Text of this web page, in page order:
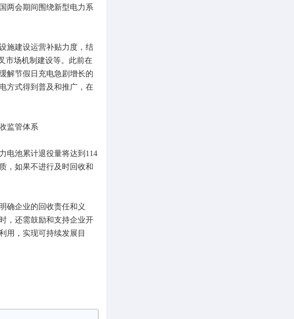
两会期间围绕新型电力系
施建设运营补贴力度，结
市场机制建设等。此前在
解节假日充电急剧增长的
方式得到普及和推广，在
监管体系
池累计退役量将达到114
，如果不进行及时回收和
企业的回收责任和义
，还需鼓励和支持企业开
用，实现可持续发展目